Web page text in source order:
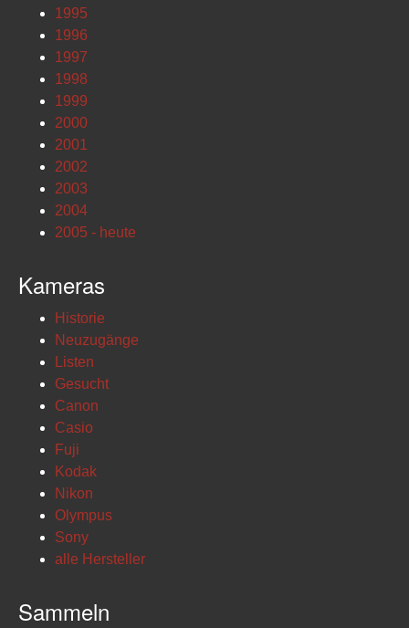
1995
1996
1997
1998
1999
2000
2001
2002
2003
2004
2005 - heute
Kameras
Historie
Neuzugänge
Listen
Gesucht
Canon
Casio
Fuji
Kodak
Nikon
Olympus
Sony
alle Hersteller
Sammeln